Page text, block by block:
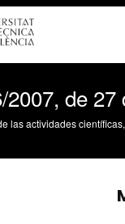
2007, de
las actividades